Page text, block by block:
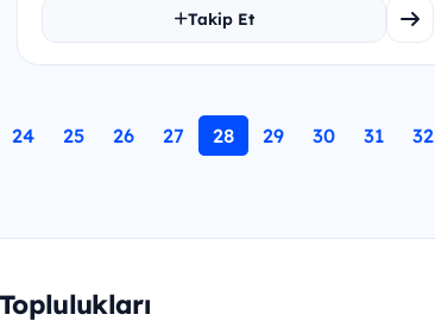
Takip Et
24 25 26 27 28 29 30 31 32